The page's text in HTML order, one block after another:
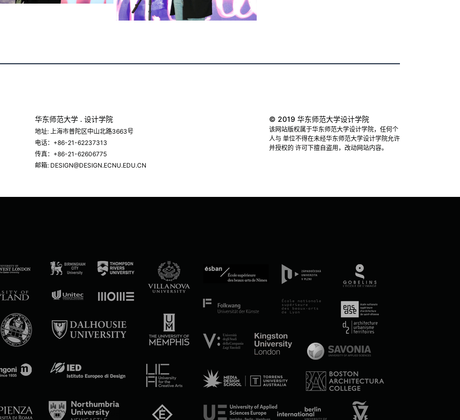
华东师范大学 . 设计学院
地址: 上海市普陀区中山北路3663号
电话：+86-21-62237313
传真：+86-21-62606775
邮箱: DESIGN@DESIGN.ECNU.EDU.CN
© 2019 华东师范大学设计学院
该网站版权属于华东师范大学设计学院，任何个
人与 单位不得在未经华东师范大学设计学院允许
并授权的 许可下擅自盗用，改动网站内容。